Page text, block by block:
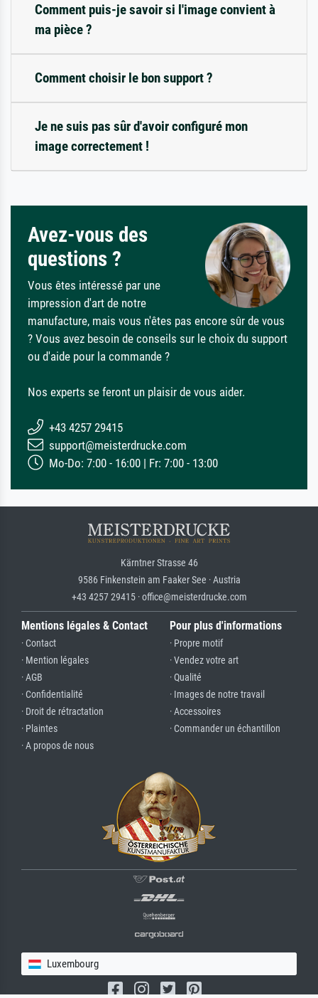
Comment puis-je savoir si l'image convient à
ma pièce ?
Comment choisir le bon support ?
Je ne suis pas sûr d'avoir configuré mon
image correctement !
Avez-vous des
questions ?
Vous êtes intéressé par une
impression d'art de notre
manufacture, mais vous n'êtes pas encore sûr de vous
? Vous avez besoin de conseils sur le choix du support
ou d'aide pour la commande ?
Nos experts se feront un plaisir de vous aider.
+43 4257 29415
support@meisterdrucke.com
Mo-Do: 7:00 - 16:00 | Fr: 7:00 - 13:00
Kärntner Strasse 46
9586 Finkenstein am Faaker See · Austria
+43 4257 29415 · office@meisterdrucke.com
Mentions légales & Contact
· Contact
· Mention légales
· AGB
· Confidentialité
· Droit de rétractation
· Plaintes
· A propos de nous
Pour plus d'informations
· Propre motif
· Vendez votre art
· Qualité
· Images de notre travail
· Accessoires
· Commander un échantillon
Luxembourg